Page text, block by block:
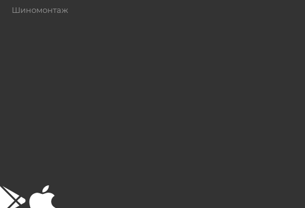
Шиномонтаж